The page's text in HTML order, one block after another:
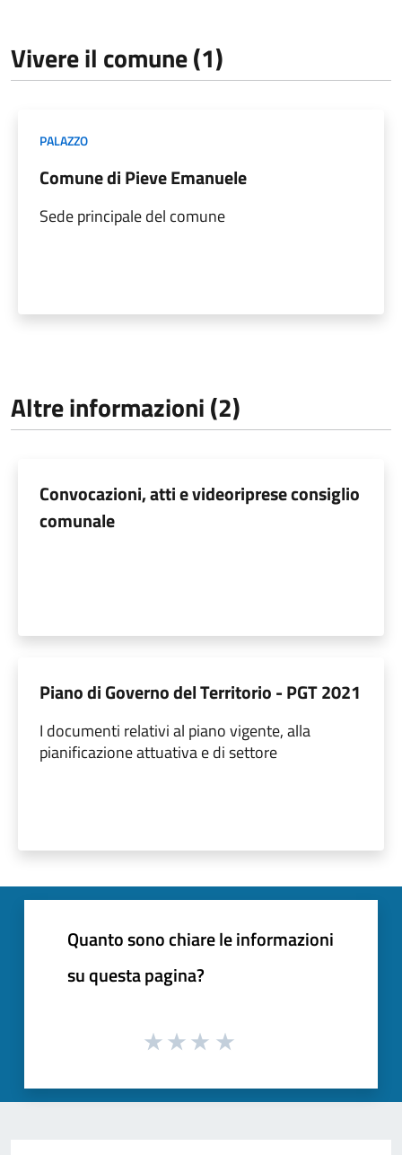
Vivere il comune (1)
PALAZZO
Comune di Pieve Emanuele
Sede principale del comune
Altre informazioni (2)
Convocazioni, atti e videoriprese consiglio
comunale
Piano di Governo del Territorio - PGT 2021
I documenti relativi al piano vigente, alla
pianificazione attuativa e di settore
Quanto sono chiare le informazioni
su questa pagina?